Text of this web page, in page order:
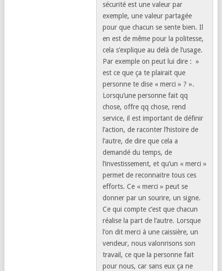
sécurité est une valeur par
exemple, une valeur partagée
pour que chacun se sente bien. Il
en est de même pour la politesse,
cela s’explique au delà de l’usage.
Par exemple on peut lui dire : »
est ce que ça te plairait que
personne te dise « merci » ? ».
Lorsqu’une personne fait qq
chose, offre qq chose, rend
service, il est important de définir
l’action, de raconter l’histoire de
l’autre, de dire que cela a
demandé du temps, de
l’investissement, et qu’un « merci »
permet de reconnaitre tous ces
efforts. Ce « merci » peut se
donner par un sourire, un signe.
Ce qui compte c’est que chacun
réalise la part de l’autre. Lorsque
l’on dit merci à une caissière, un
vendeur, nous valonrisons son
travail, ce que la personne fait
pour nous, car sans eux ça ne